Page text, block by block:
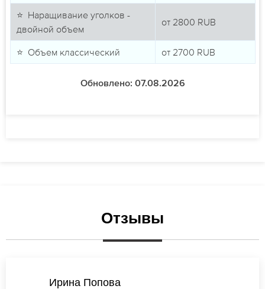
⭐ Наращивание уголков -
двойной объем
от 2800 RUB
⭐ Объем классический от 2700 RUB
Обновлено: 07.08.2026
Отзывы
Мария Лебедева